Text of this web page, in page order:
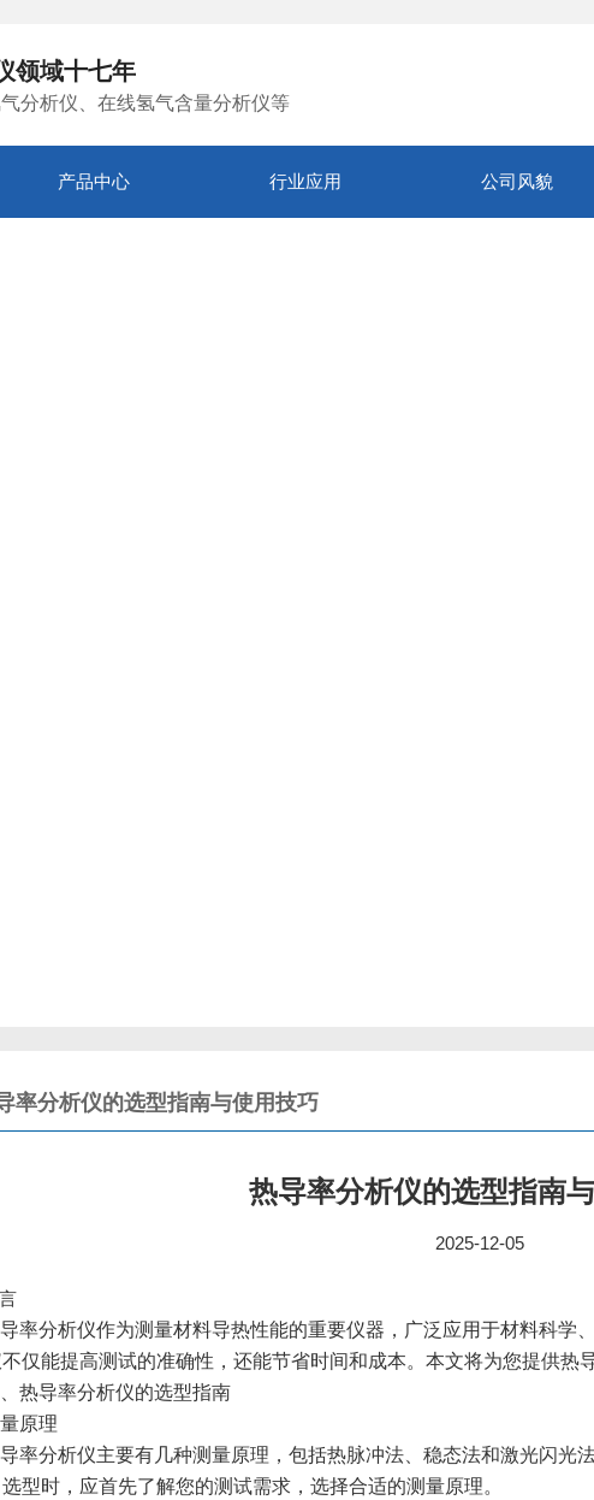
领域十七年
分析仪、在线氢气含量分析仪等
产品中心 行业应用 公司风貌
率分析仪的选型指南与使用技巧
热导率分析仪的选型指南
2025-12-05
率分析仪作为测量材料导热性能的重要仪器，广泛应用于材料科学
仅能提高测试的准确性，还能节省时间和成本。本文将为您提供热
热导率分析仪的选型指南
原理
率分析仪主要有几种测量原理，包括热脉冲法、稳态法和激光闪光
型时，应首先了解您的测试需求，选择合适的测量原理。